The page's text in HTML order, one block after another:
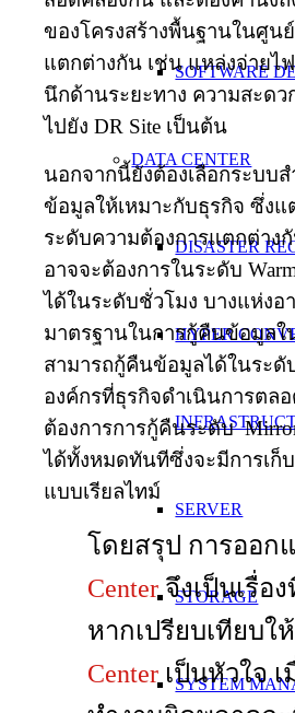
SOFTWARE
DATA CENTER
DISASTER
HYPER
SERVER
STORAGE
SYSTEM
ของโครงสร้างพื้นฐานในศูน
แตกต่างกัน เช่น แหล่งจ่ายไ
นึกด้านระยะทาง ความสะดว
ไปยัง DR Site เป็นต้น
นอกจากนี้ยังต้องเลือกระบบ
ข้อมูลให้เหมาะกับธุรกิจ ซึ่งแ
ระดับความต้องการแตกต่าง
อาจจะต้องการในระดับ
ได้ในระดับชั่วโมง บางแห่งอ
มาตรฐานในการกู้คืนข้อมูลใ
สามารถกู้คืนข้อมูลได้ในระดั
องค์กรที่ธุรกิจดำเนินการตลอ
ต้องการการกู้คืนระดับ
ได้ทั้งหมดทันทีซึ่งจะมีการเก็
แบบเรียลไทม์
โดยสรุป การออก
Centerจึงเป็นเรื่อ
หากเปรียบเทียบ
Center เป็นหัวใจ